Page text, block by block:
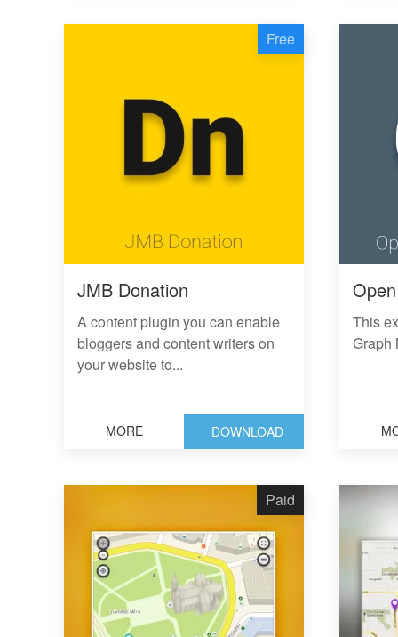
Free
JMB Donation
A content plugin you can enable
bloggers and content writers on
your website to...
MORE DOWNLOAD
This
Graph
Paid